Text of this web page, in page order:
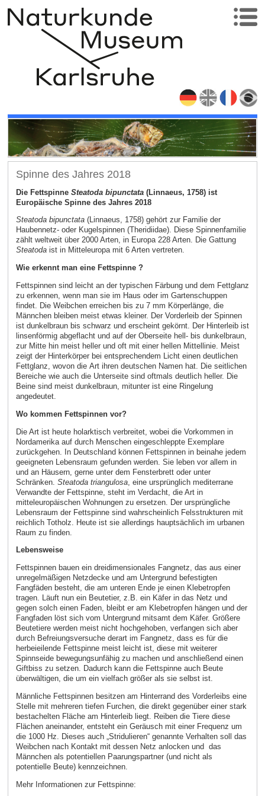
Spinne des Jahres 2018
Die Fettspinne Steatoda bipunctata(Linnaeus, 1758) ist
Europäische Spinne des Jahres 2018
Steatoda bipunctata(Linnaeus, 1758) gehört zur Familie der
Haubennetz- oder Kugelspinnen (Theridiidae). Diese Spinnenfamilie
zählt weltweit über 2000 Arten, in Europa 228 Arten. Die Gattung
Steatodaist in Mitteleuropa mit 6 Arten vertreten.
Wie erkennt man eine Fettspinne ?
Fettspinnen sind leicht an der typischen Färbung und dem Fettglanz
zu erkennen, wenn man sie im Haus oder im Gartenschuppen
findet. Die Weibchen erreichen bis zu 7 mm Körperlänge, die
Männchen bleiben meist etwas kleiner. Der Vorderleib der Spinnen
ist dunkelbraun bis schwarz und erscheint gekörnt. Der Hinterleib ist
linsenförmig abgeflacht und auf der Oberseite hell- bis dunkelbraun,
zur Mitte hin meist heller und oft mit einer hellen Mittellinie. Meist
zeigt der Hinterkörper bei entsprechendem Licht einen deutlichen
Fettglanz, wovon die Art ihren deutschen Namen hat. Die seitlichen
Bereiche wie auch die Unterseite sind oftmals deutlich heller. Die
Beine sind meist dunkelbraun, mitunter ist eine Ringelung
angedeutet.
Wo kommen Fettspinnen vor?
Die Art ist heute holarktisch verbreitet, wobei die Vorkommen in
Nordamerika auf durch Menschen eingeschleppte Exemplare
zurückgehen. In Deutschland können Fettspinnen in beinahe jedem
geeigneten Lebensraum gefunden werden. Sie leben vor allem in
und an Häusern, gerne unter dem Fensterbrett oder unter
Schränken. Steatoda triangulosa, eine ursprünglich mediterrane
Verwandte der Fettspinne, steht im Verdacht, die Art in
mitteleuropäischen Wohnungen zu ersetzen. Der ursprüngliche
Lebensraum der Fettspinne sind wahrscheinlich Felsstrukturen mit
reichlich Totholz. Heute ist sie allerdings hauptsächlich im urbanen
Raum zu finden.
Lebensweise
Fettspinnen bauen ein dreidimensionales Fangnetz, das aus einer
unregelmäßigen Netzdecke und am Untergrund befestigten
Fangfäden besteht, die am unteren Ende je einen Klebetropfen
tragen. Läuft nun ein Beutetier, z.B. ein Käfer in das Netz und
gegen solch einen Faden, bleibt er am Klebetropfen hängen und der
Fangfaden löst sich vom Untergrund mitsamt dem Käfer. Größere
Beutetiere werden meist nicht hochgehoben, verfangen sich aber
durch Befreiungsversuche derart im Fangnetz, dass es für die
herbeieilende Fettspinne meist leicht ist, diese mit weiterer
Spinnseide bewegungsunfähig zu machen und anschließend einen
Giftbiss zu setzen. Dadurch kann die Fettspinne auch Beute
überwältigen, die um ein vielfach größer als sie selbst ist.
Männliche Fettspinnen besitzen am Hinterrand des Vorderleibs eine
Stelle mit mehreren tiefen Furchen, die direkt gegenüber einer stark
bestachelten Fläche am Hinterleib liegt. Reiben die Tiere diese
Flächen aneinander, entsteht ein Geräusch mit einer Frequenz um
die 1000 Hz. Dieses auch „Stridulieren“ genannte Verhalten soll das
Weibchen nach Kontakt mit dessen Netz anlocken und das
Männchen als potentiellen Paarungspartner (und nicht als
potentielle Beute) kennzeichnen.
Mehr Informationen zur Fettspinne: